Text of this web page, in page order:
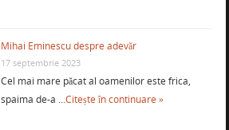
Mihai Eminescu despre adevăr
17 septembrie 2023
Cel mai mare păcat al oamenilor este frica,
spaima de-a …Citește în continuare »